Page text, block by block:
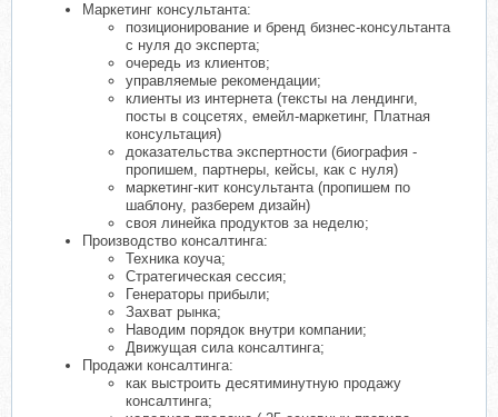
Маркетинг консультанта:
позиционирование и бренд бизнес-консультанта
с нуля до эксперта;
очередь из клиентов;
управляемые рекомендации;
клиенты из интернета (тексты на лендинги,
посты в соцсетях, емейл-маркетинг, Платная
консультация)
доказательства экспертности (биография -
пропишем, партнеры, кейсы, как с нуля)
маркетинг-кит консультанта (пропишем по
шаблону, разберем дизайн)
своя линейка продуктов за неделю;
Производство консалтинга:
Техника коуча;
Стратегическая сессия;
Генераторы прибыли;
Захват рынка;
Наводим порядок внутри компании;
Движущая сила консалтинга;
Продажи консалтинга:
как выстроить десятиминутную продажу
консалтинга;